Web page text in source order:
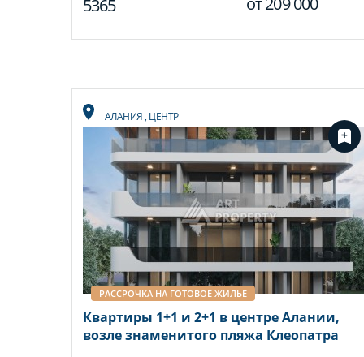
5365
АЛАНИЯ, ЦЕНТР
РАССРОЧКА НА ГОТОВОЕ ЖИЛЬЕ
Квартиры 1+1 и 2+1 в центре Алании,
возле знаменитого пляжа Клеопатра